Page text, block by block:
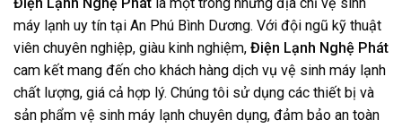
máy lạnh uy tín tại An Phú Bình Dương. Với đội ngũ kỹ thuật
viên chuyên nghiệp, giàu kinh nghiệm, Điện Lạnh Nghệ Phát
cam kết mang đến cho khách hàng dịch vụ vệ sinh máy lạnh
chất lượng, giá cả hợp lý. Chúng tôi sử dụng các thiết bị và
sản phẩm vệ sinh máy lạnh chuyên dụng, đảm bảo an toàn